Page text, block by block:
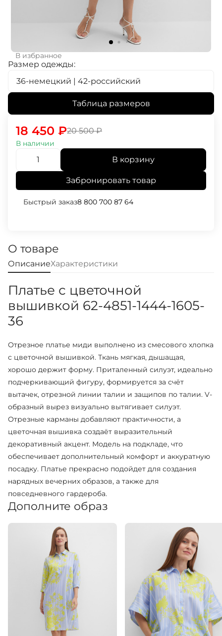
В избранное
Размер одежды:
36-немецкий | 42-российский
Таблица размеров
20 500₽
18 450 ₽
В наличии
В корзину
Забронировать товар
Быстрый заказ8 800 700 87 64
О товаре
ОписаниеХарактеристики
Платье с цветочной
вышивкой 62-4851-1444-1605-
36
Отрезное платье миди выполнено из смесового хлопка
с цветочной вышивкой. Ткань мягкая, дышащая,
хорошо держит форму. Приталенный силуэт, идеально
подчеркивающий фигуру, формируется за счёт
вытачек, отрезной линии талии и защипов по талии. V-
образный вырез визуально вытягивает силуэт.
Отрезные карманы добавляют практичности, а
цветочная вышивка создаёт выразительный
декоративный акцент. Модель на подкладе, что
обеспечивает дополнительный комфорт и аккуратную
посадку. Платье прекрасно подойдет для создания
нарядных вечерних образов, а также для
повседневного гардероба.
Дополните образ